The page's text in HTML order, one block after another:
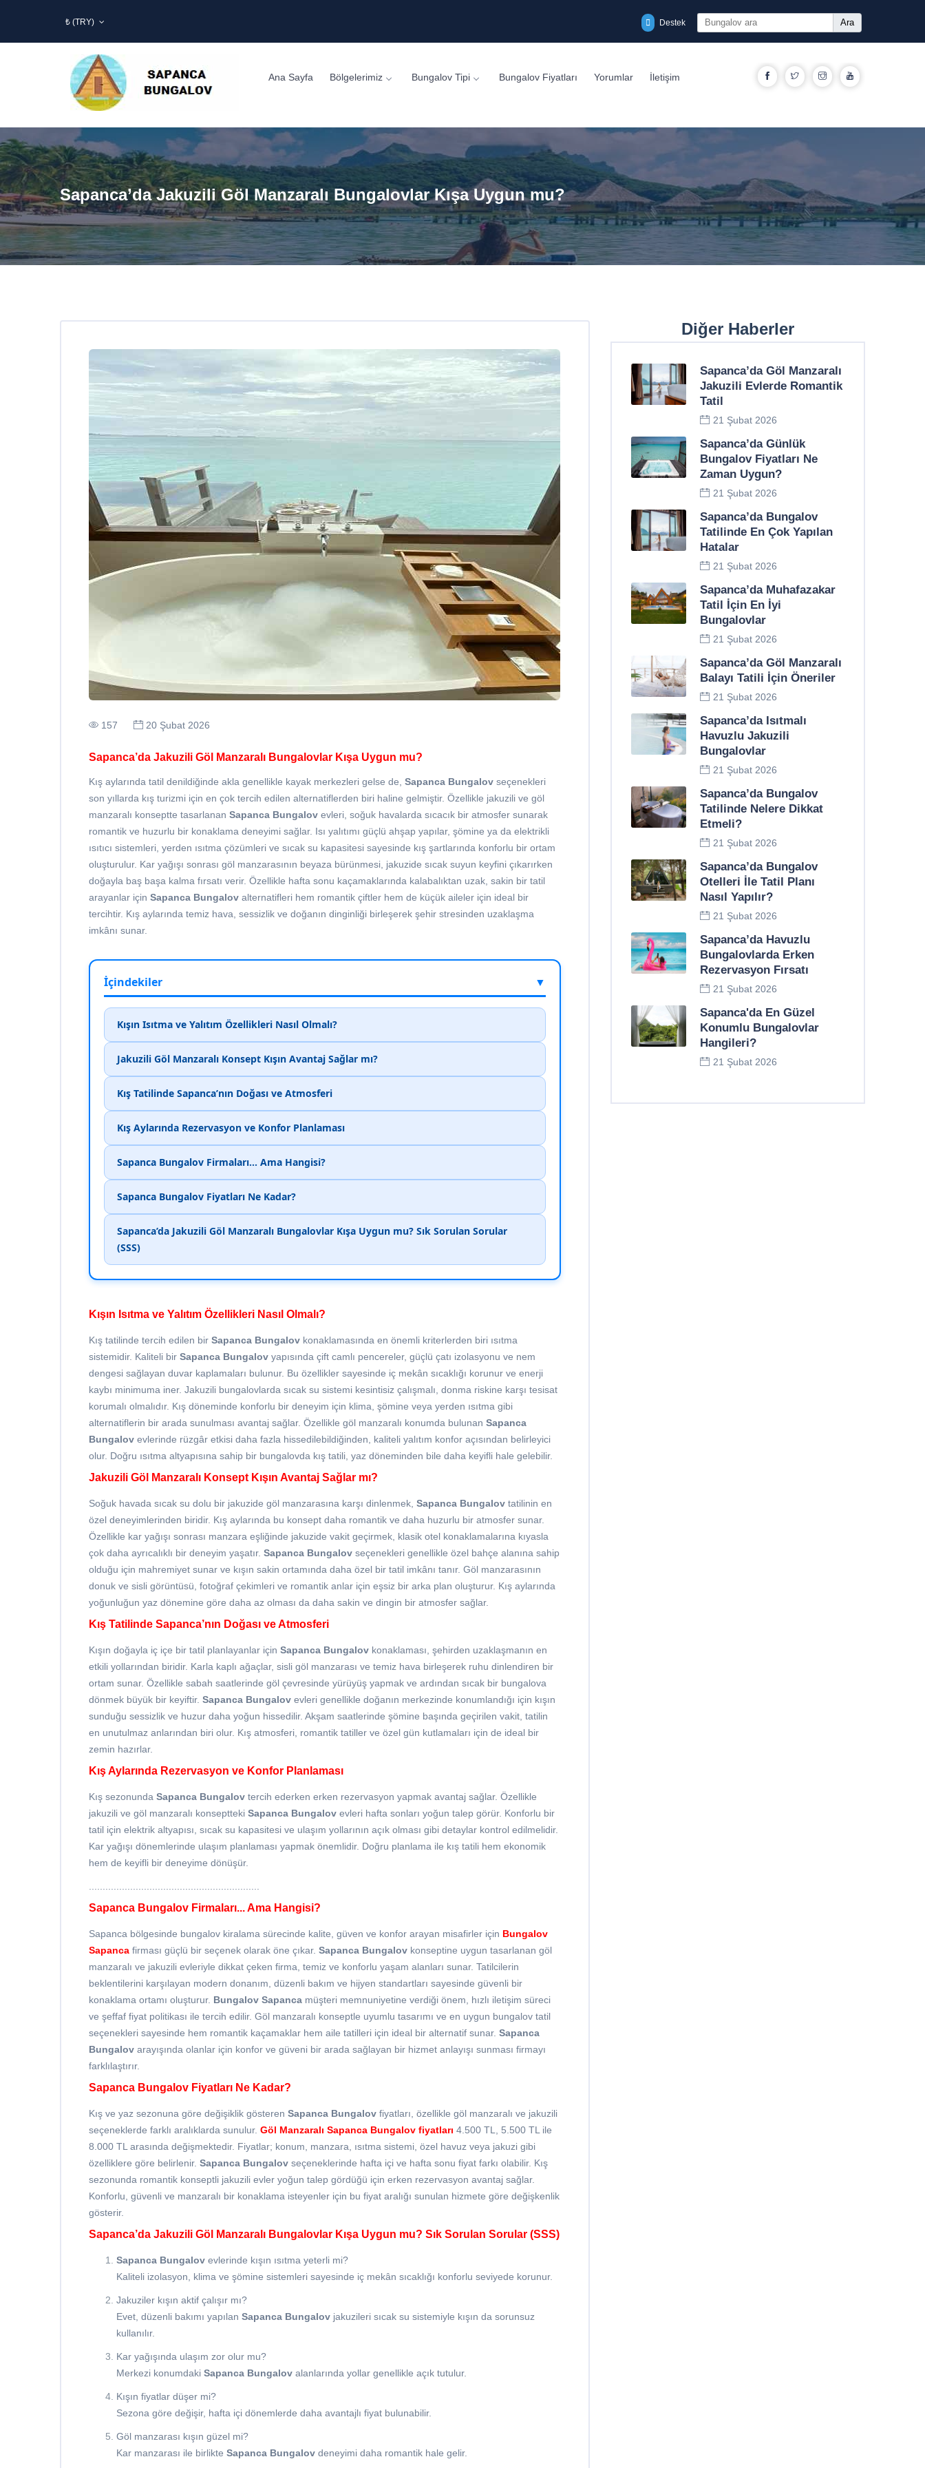
₺ (TRY) Destek Ara
Ana Sayfa Bölgelerimiz Bungalov Tipi Bungalov Fiyatları Yorumlar İletişim FacebookTwitter Instagram
Sapanca’da Jakuzili Göl Manzaralı Bungalovlar Kışa Uygun mu?
157 20 Şubat 2026
Sapanca’da Jakuzili Göl Manzaralı Bungalovlar Kışa Uygun mu?
Kış aylarında tatil denildiğinde akla genellikle kayak merkezleri gelse de, Sapanca Bungalov seçenekleri
son yıllarda kış turizmi için en çok tercih edilen alternatiflerden biri haline gelmiştir. Özellikle jakuzili ve göl
manzaralı konseptte tasarlanan Sapanca Bungalov evleri, soğuk havalarda sıcacık bir atmosfer sunarak
romantik ve huzurlu bir konaklama deneyimi sağlar. Isı yalıtımı güçlü ahşap yapılar, şömine ya da elektrikli
ısıtıcı sistemleri, yerden ısıtma çözümleri ve sıcak su kapasitesi sayesinde kış şartlarında konforlu bir ortam
oluşturulur. Kar yağışı sonrası göl manzarasının beyaza bürünmesi, jakuzide sıcak suyun keyfini çıkarırken
doğayla baş başa kalma fırsatı verir. Özellikle hafta sonu kaçamaklarında kalabalıktan uzak, sakin bir tatil
arayanlar için Sapanca Bungalov alternatifleri hem romantik çiftler hem de küçük aileler için ideal bir
tercihtir. Kış aylarında temiz hava, sessizlik ve doğanın dinginliği birleşerek şehir stresinden uzaklaşma
imkânı sunar.
İçindekiler ▼
Kışın Isıtma ve Yalıtım Özellikleri Nasıl Olmalı?
Jakuzili Göl Manzaralı Konsept Kışın Avantaj Sağlar mı?
Kış Tatilinde Sapanca’nın Doğası ve Atmosferi
Kış Aylarında Rezervasyon ve Konfor Planlaması
Sapanca Bungalov Firmaları... Ama Hangisi?
Sapanca Bungalov Fiyatları Ne Kadar?
Sapanca’da Jakuzili Göl Manzaralı Bungalovlar Kışa Uygun mu? Sık Sorulan Sorular
(SSS)
Kışın Isıtma ve Yalıtım Özellikleri Nasıl Olmalı?
Kış tatilinde tercih edilen bir Sapanca Bungalov konaklamasında en önemli kriterlerden biri ısıtma
sistemidir. Kaliteli bir Sapanca Bungalov yapısında çift camlı pencereler, güçlü çatı izolasyonu ve nem
dengesi sağlayan duvar kaplamaları bulunur. Bu özellikler sayesinde iç mekân sıcaklığı korunur ve enerji
kaybı minimuma iner. Jakuzili bungalovlarda sıcak su sistemi kesintisiz çalışmalı, donma riskine karşı tesisat
korumalı olmalıdır. Kış döneminde konforlu bir deneyim için klima, şömine veya yerden ısıtma gibi
alternatiflerin bir arada sunulması avantaj sağlar. Özellikle göl manzaralı konumda bulunan Sapanca
Bungalov evlerinde rüzgâr etkisi daha fazla hissedilebildiğinden, kaliteli yalıtım konfor açısından belirleyici
olur. Doğru ısıtma altyapısına sahip bir bungalovda kış tatili, yaz döneminden bile daha keyifli hale gelebilir.
Jakuzili Göl Manzaralı Konsept Kışın Avantaj Sağlar mı?
Soğuk havada sıcak su dolu bir jakuzide göl manzarasına karşı dinlenmek, Sapanca Bungalov tatilinin en
özel deneyimlerinden biridir. Kış aylarında bu konsept daha romantik ve daha huzurlu bir atmosfer sunar.
Özellikle kar yağışı sonrası manzara eşliğinde jakuzide vakit geçirmek, klasik otel konaklamalarına kıyasla
çok daha ayrıcalıklı bir deneyim yaşatır. Sapanca Bungalov seçenekleri genellikle özel bahçe alanına sahip
olduğu için mahremiyet sunar ve kışın sakin ortamında daha özel bir tatil imkânı tanır. Göl manzarasının
donuk ve sisli görüntüsü, fotoğraf çekimleri ve romantik anlar için eşsiz bir arka plan oluşturur. Kış aylarında
yoğunluğun yaz dönemine göre daha az olması da daha sakin ve dingin bir atmosfer sağlar.
Kış Tatilinde Sapanca’nın Doğası ve Atmosferi
Kışın doğayla iç içe bir tatil planlayanlar için Sapanca Bungalov konaklaması, şehirden uzaklaşmanın en
etkili yollarından biridir. Karla kaplı ağaçlar, sisli göl manzarası ve temiz hava birleşerek ruhu dinlendiren bir
ortam sunar. Özellikle sabah saatlerinde göl çevresinde yürüyüş yapmak ve ardından sıcak bir bungalova
dönmek büyük bir keyiftir. Sapanca Bungalov evleri genellikle doğanın merkezinde konumlandığı için kışın
sunduğu sessizlik ve huzur daha yoğun hissedilir. Akşam saatlerinde şömine başında geçirilen vakit, tatilin
en unutulmaz anlarından biri olur. Kış atmosferi, romantik tatiller ve özel gün kutlamaları için de ideal bir
zemin hazırlar.
Kış Aylarında Rezervasyon ve Konfor Planlaması
Kış sezonunda Sapanca Bungalov tercih ederken erken rezervasyon yapmak avantaj sağlar. Özellikle
jakuzili ve göl manzaralı konseptteki Sapanca Bungalov evleri hafta sonları yoğun talep görür. Konforlu bir
tatil için elektrik altyapısı, sıcak su kapasitesi ve ulaşım yollarının açık olması gibi detaylar kontrol edilmelidir.
Kar yağışı dönemlerinde ulaşım planlaması yapmak önemlidir. Doğru planlama ile kış tatili hem ekonomik
hem de keyifli bir deneyime dönüşür.
Sapanca Bungalov Firmaları... Ama Hangisi?
Sapanca bölgesinde bungalov kiralama sürecinde kalite, güven ve konfor arayan misafirler için Bungalov
Sapanca firması güçlü bir seçenek olarak öne çıkar. Sapanca Bungalov konseptine uygun tasarlanan göl
manzaralı ve jakuzili evleriyle dikkat çeken firma, temiz ve konforlu yaşam alanları sunar. Tatilcilerin
beklentilerini karşılayan modern donanım, düzenli bakım ve hijyen standartları sayesinde güvenli bir
konaklama ortamı oluşturur. Bungalov Sapanca müşteri memnuniyetine verdiği önem, hızlı iletişim süreci
ve şeffaf fiyat politikası ile tercih edilir. Göl manzaralı konseptle uyumlu tasarımı ve en uygun bungalov tatil
seçenekleri sayesinde hem romantik kaçamaklar hem aile tatilleri için ideal bir alternatif sunar. Sapanca
Bungalov arayışında olanlar için konfor ve güveni bir arada sağlayan bir hizmet anlayışı sunması firmayı
farklılaştırır.
Sapanca Bungalov Fiyatları Ne Kadar?
Kış ve yaz sezonuna göre değişiklik gösteren Sapanca Bungalov fiyatları, özellikle göl manzaralı ve jakuzili
seçeneklerde farklı aralıklarda sunulur. Göl Manzaralı Sapanca Bungalov fiyatları 4.500 TL, 5.500 TL ile
8.000 TL arasında değişmektedir. Fiyatlar; konum, manzara, ısıtma sistemi, özel havuz veya jakuzi gibi
özelliklere göre belirlenir. Sapanca Bungalov seçeneklerinde hafta içi ve hafta sonu fiyat farkı olabilir. Kış
sezonunda romantik konseptli jakuzili evler yoğun talep gördüğü için erken rezervasyon avantaj sağlar.
Konforlu, güvenli ve manzaralı bir konaklama isteyenler için bu fiyat aralığı sunulan hizmete göre değişkenlik
gösterir.
Sapanca’da Jakuzili Göl Manzaralı Bungalovlar Kışa Uygun mu? Sık Sorulan Sorular (SSS)
Sapanca Bungalov evlerinde kışın ısıtma yeterli mi?
Kaliteli izolasyon, klima ve şömine sistemleri sayesinde iç mekân sıcaklığı konforlu seviyede korunur.
Jakuziler kışın aktif çalışır mı?
Evet, düzenli bakımı yapılan Sapanca Bungalov jakuzileri sıcak su sistemiyle kışın da sorunsuz
kullanılır.
Kar yağışında ulaşım zor olur mu?
Merkezi konumdaki Sapanca Bungalov alanlarında yollar genellikle açık tutulur.
Kışın fiyatlar düşer mi?
Sezona göre değişir, hafta içi dönemlerde daha avantajlı fiyat bulunabilir.
Göl manzarası kışın güzel mi?
Kar manzarası ile birlikte Sapanca Bungalov deneyimi daha romantik hale gelir.
Diğer Haberler
Sapanca’da Göl Manzaralı
Jakuzili Evlerde Romantik
Tatil
21 Şubat 2026
Sapanca’da Günlük
Bungalov Fiyatları Ne
Zaman Uygun?
21 Şubat 2026
Sapanca’da Bungalov
Tatilinde En Çok Yapılan
Hatalar
21 Şubat 2026
Sapanca’da Muhafazakar
Tatil İçin En İyi
Bungalovlar
21 Şubat 2026
Sapanca’da Göl Manzaralı
Balayı Tatili İçin Öneriler
21 Şubat 2026
Sapanca’da Isıtmalı
Havuzlu Jakuzili
Bungalovlar
21 Şubat 2026
Sapanca’da Bungalov
Tatilinde Nelere Dikkat
Etmeli?
21 Şubat 2026
Sapanca’da Bungalov
Otelleri İle Tatil Planı
Nasıl Yapılır?
21 Şubat 2026
Sapanca’da Havuzlu
Bungalovlarda Erken
Rezervasyon Fırsatı
21 Şubat 2026
Sapanca'da En Güzel
Konumlu Bungalovlar
Hangileri?
21 Şubat 2026